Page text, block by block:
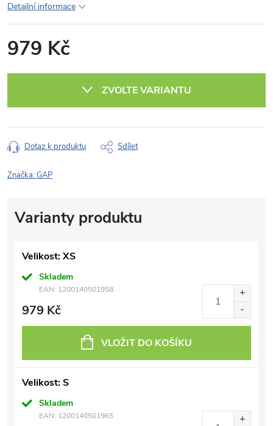
Detailní informace
979 Kč
ZVOLTE VARIANTU
Dotaz k produktu Sdílet
Značka:GAP
Velikost: XS
Skladem
EAN: 1200140501958
979 Kč
VLOŽIT DO KOŠÍKU
Velikost: S
Skladem
EAN: 1200140501965